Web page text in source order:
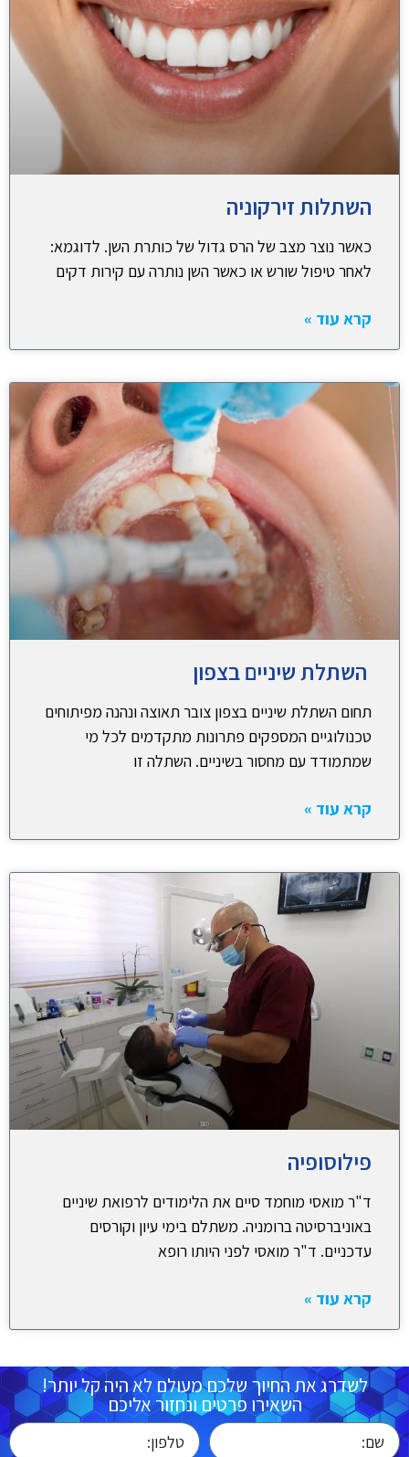
השתלות זירקוניה
כאשר נוצר מצב של הרס גדול של כותרת השן. לדוגמא:
לאחר טיפול שורש או כאשר השן נותרה עם קירות דקים
קרא עוד »
השתלת שיניים בצפון
תחום השתלת שיניים בצפון צובר תאוצה ונהנה מפיתוחים
טכנולוגיים המספקים פתרונות מתקדמים לכל מי
שמתמודד עם מחסור בשיניים. השתלה זו
קרא עוד »
פילוסופיה
ד"ר מואסי מוחמד סיים את הלימודים לרפואת שיניים
באוניברסיטה ברומניה. משתלם בימי עיון וקורסים
עדכניים. ד"ר מואסי לפני היותו רופא
קרא עוד »
לשדרג את החיוך שלכם מעולם לא היה קל יותר!
השאירו פרטים ונחזור אליכם